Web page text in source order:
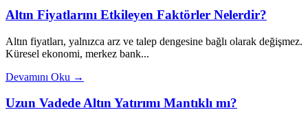
Altın Fiyatlarını Etkileyen Faktörler Nelerdir?
Altın fiyatları, yalnızca arz ve talep dengesine bağlı olarak değişmez.
Küresel ekonomi, merkez bank...
Devamını Oku →
Uzun Vadede Altın Yatırımı Mantıklı mı?